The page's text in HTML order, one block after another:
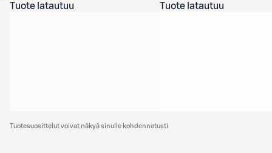
Tuote latautuu
Tuote latautuu
Tuotesuosittelut voivat näkyä sinulle kohdennetusti